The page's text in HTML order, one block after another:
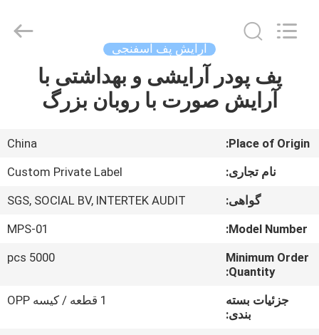
صفحه
اصلی
محصولات
تور
کارخانه
Cosmetics
آرایش پف اسفنجی
پف پودر آرایشی و بهداشتی با
آرایش صورت با روبان بزرگ
Place of Origin:
China
نام تجاری:
Custom Private Label
گواهی:
SGS, SOCIAL BV, INTERTEK AUDIT
Model Number:
MPS-01
Minimum Order
Quantity:
5000 pcs
جزئیات بسته
بندی:
1 قطعه / کیسه OPP